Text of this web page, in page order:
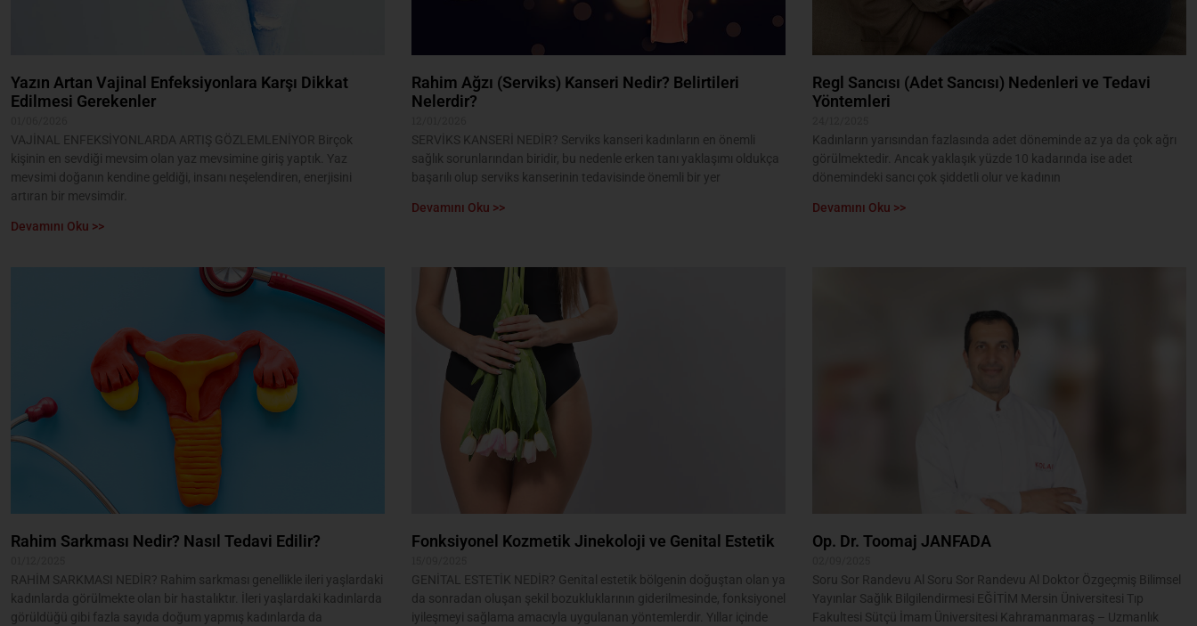
Yazın Artan Vajinal Enfeksiyonlara Karşı Dikkat
Edilmesi Gerekenler
VAJİNAL ENFEKSİYONLARDA ARTIŞ GÖZLEMLENİYOR Birçok
kişinin en sevdiği mevsim olan yaz mevsimine giriş yaptık. Yaz
mevsimi doğanın kendine geldiği, insanı neşelendiren, enerjisini
artıran bir mevsimdir.
Devamını Oku >>
Rahim Ağzı (Serviks) Kanseri Nedir? Belirtileri
Nelerdir?
SERVİKS KANSERİ NEDİR? Serviks kanseri kadınların en önemli
sağlık sorunlarından biridir, bu nedenle erken tanı yaklaşımı oldukça
başarılı olup serviks kanserinin tedavisinde önemli bir yer
Devamını Oku >>
Regl Sancısı (Adet Sancısı) Nedenleri ve Tedavi
Yöntemleri
Kadınların yarısından fazlasında adet döneminde az ya da çok ağrı
görülmektedir. Ancak yaklaşık yüzde 10 kadarında ise adet
dönemindeki sancı çok şiddetli olur ve kadının
Devamını Oku >>
Rahim Sarkması Nedir? Nasıl Tedavi Edilir?
RAHİM SARKMASI NEDİR? Rahim sarkması genellikle ileri yaşlardaki
kadınlarda görülmekte olan bir hastalıktır. İleri yaşlardaki kadınlarda
görüldüğü gibi fazla sayıda doğum yapmış kadınlarda da
Fonksiyonel Kozmetik Jinekoloji ve Genital Estetik
GENİTAL ESTETİK NEDİR? Genital estetik bölgenin doğuştan olan ya
da sonradan oluşan şekil bozukluklarının giderilmesinde, fonksiyonel
iyileşmeyi sağlama amacıyla uygulanan yöntemlerdir. Yıllar içinde
Op. Dr. Toomaj JANFADA
Soru Sor Randevu Al Soru Sor Randevu Al Doktor Özgeçmiş Bilimsel
Yayınlar Sağlık Bilgilendirmesi EĞİTİM Mersin Üniversitesi Tıp
Fakultesi Sütçü İmam Üniversitesi Kahramanmaraş – Uzmanlık